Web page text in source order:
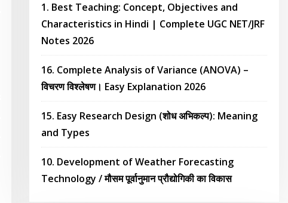
1. Best Teaching: Concept, Objectives and
Characteristics in Hindi | Complete UGC NET/JRF
Notes 2026
16. Complete Analysis of Variance (ANOVA) –
विचरण विश्लेषण। Easy Explanation 2026
15. Easy Research Design (शोध अभिकल्प): Meaning
and Types
10. Development of Weather Forecasting
Technology / मौसम पूर्वानुमान प्रौद्योगिकी का विकास